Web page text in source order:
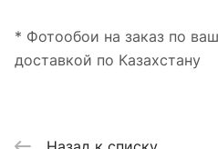
* Фотообои на заказ по
доставкой по Казахстану